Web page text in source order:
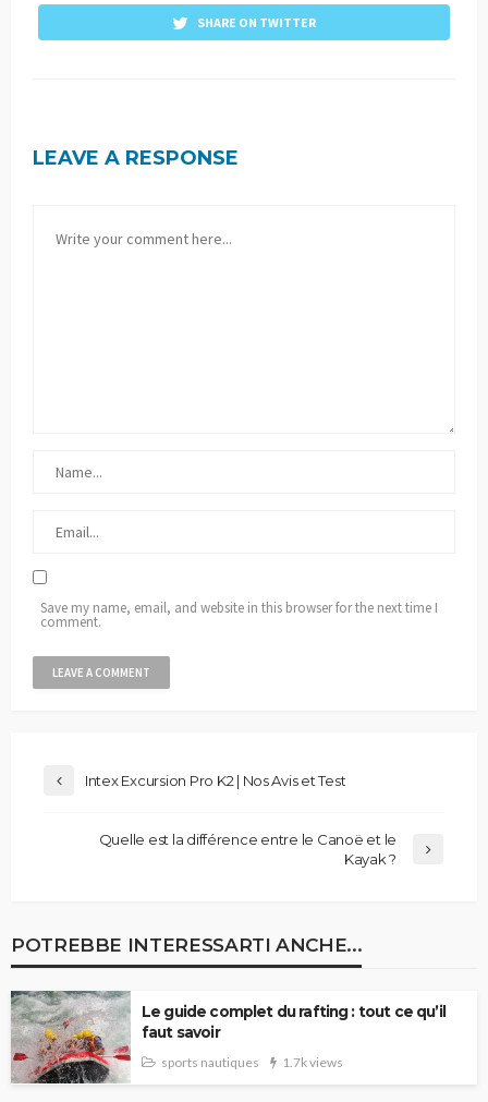
SHARE ON TWITTER
LEAVE A RESPONSE
Save my name, email, and website in this browser for the next time I
comment.
Intex Excursion Pro K2 | Nos Avis et Test
Quelle est la différence entre le Canoë et le
Kayak ?
POTREBBE INTERESSARTI ANCHE...
Le guide complet du rafting : tout ce qu’il
faut savoir
sports nautiques 1.7k views